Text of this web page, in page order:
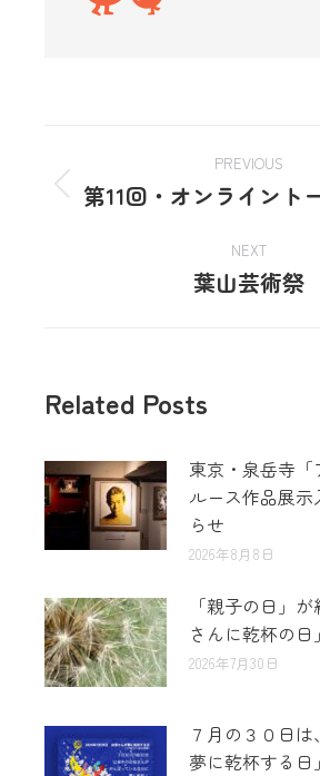
PREVIOUS
第11回・オンライント
NEXT
葉山芸術祭
Related Posts
東京・泉岳寺
ルース作品展
らせ
2026年8月8日
「親子の日」
さんに乾杯の日」
2026年7月30日
７月の３０日
夢に乾杯する日」